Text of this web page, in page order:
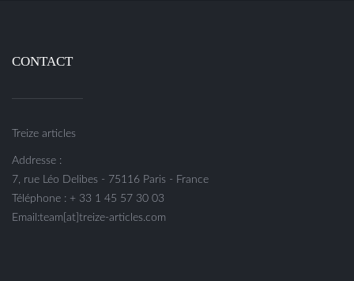
CONTACT
Treize articles
Addresse :
7, rue Léo Delibes - 75116 Paris - France
Téléphone : + 33 1 45 57 30 03
Email:team[at]treize-articles.com